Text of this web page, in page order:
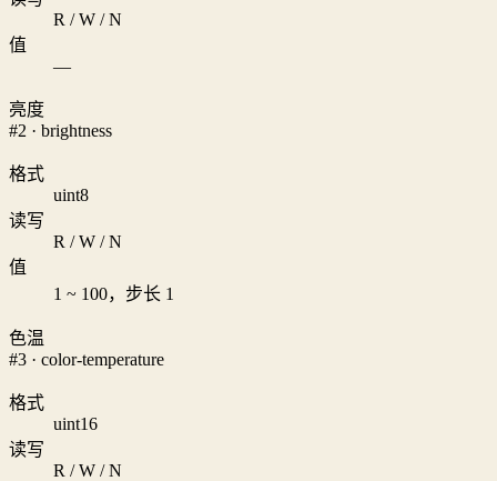
R / W / N
值
—
亮度
#2 · brightness
格式
uint8
读写
R / W / N
值
1 ~ 100，步长 1
色温
#3 · color-temperature
格式
uint16
读写
R / W / N